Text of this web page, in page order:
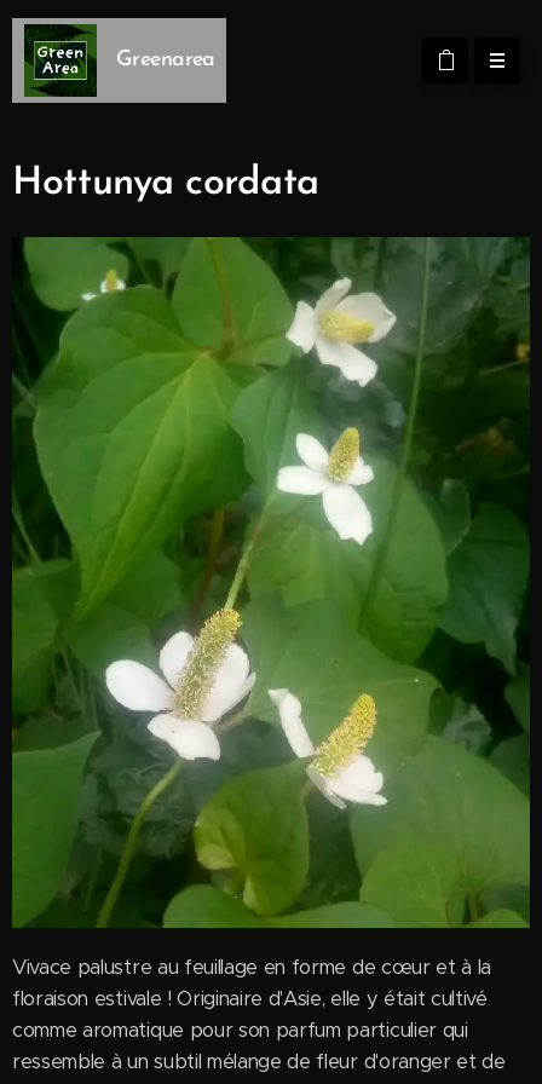
Greenarea
Hottunya cordata
Vivace palustre au feuillage en forme de cœur et à la
floraison estivale ! Originaire d'Asie, elle y était cultivé
comme aromatique pour son parfum particulier qui
ressemble à un subtil mélange de fleur d'oranger et de